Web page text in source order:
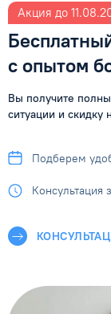
Акция до
с опытом
Вы получите
ситуации и скидку
Подберем
Консультация